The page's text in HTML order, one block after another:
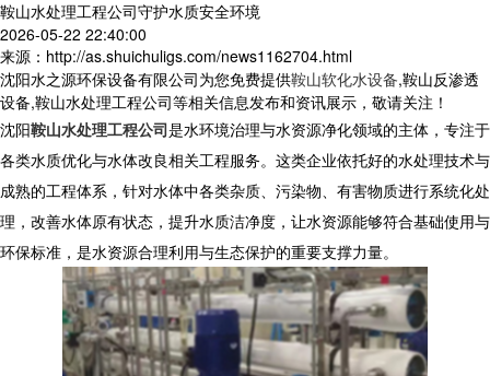
鞍山水处理工程公司守护水质安全环境
2026-05-22 22:40:00
来源：http://as.shuichuligs.com/news1162704.html
沈阳水之源环保设备有限公司为您免费提供鞍山软化水设备,鞍山反渗透
设备,鞍山水处理工程公司等相关信息发布和资讯展示，敬请关注！
沈阳鞍山水处理工程公司是水环境治理与水资源净化领域的主体，专注于
各类水质优化与水体改良相关工程服务。这类企业依托好的水处理技术与
成熟的工程体系，针对水体中各类杂质、污染物、有害物质进行系统化处
理，改善水体原有状态，提升水质洁净度，让水资源能够符合基础使用与
环保标准，是水资源合理利用与生态保护的重要支撑力量。